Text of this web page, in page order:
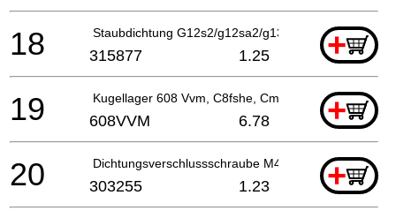
Staubdichtung G12s2/g12sa2/g13sd/ G13sb2/g12sa2,
+
18 315877 1.25
Kugellager 608 Vvm, C8fshe, Cm5sb, C8fse, H41mb
+
19 608VVM 6.78
Dichtungsverschlussschraube M4X10 +
20 303255 1.23